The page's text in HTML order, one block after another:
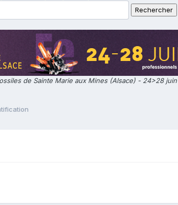
de Sainte Marie aux Mines (Alsace) - 24>28